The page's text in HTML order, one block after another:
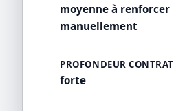
moyenne à renforcer
manuellement
PROFONDEUR CONTRAT
forte